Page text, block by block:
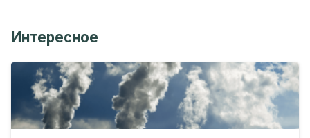
Интересное